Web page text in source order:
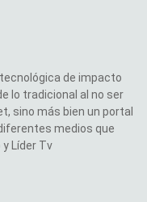
de impacto
lo tradicional al no ser
sino más bien un portal
medios que
y Líder Tv